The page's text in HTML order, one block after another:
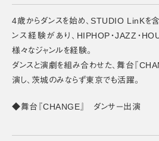
4歳からダンスを始め、STUDIO LinKを
ンス経験があり、HIPHOP・JAZZ・
様々なジャンルを経験。
ダンスと演劇を組み合わせた、舞台『
演し、茨城のみならず東京でも活躍。
◆舞台『CHANGE』 ダンサー出演